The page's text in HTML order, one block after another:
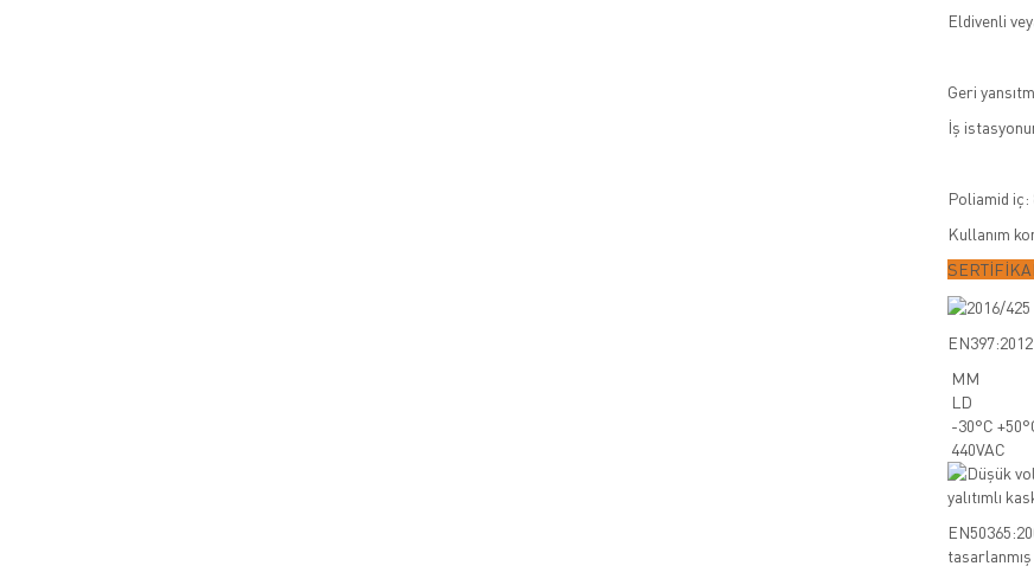
Eldivenli
Geri
İş
Poliamid iç:
Kullanım
MM
LD
-30°C
440VAC